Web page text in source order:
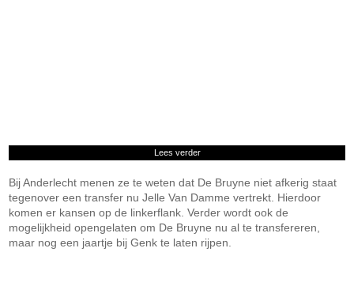
Lees verder
Bij Anderlecht menen ze te weten dat De Bruyne niet afkerig staat
tegenover een transfer nu Jelle Van Damme vertrekt. Hierdoor
komen er kansen op de linkerflank. Verder wordt ook de
mogelijkheid opengelaten om De Bruyne nu al te transfereren,
maar nog een jaartje bij Genk te laten rijpen.